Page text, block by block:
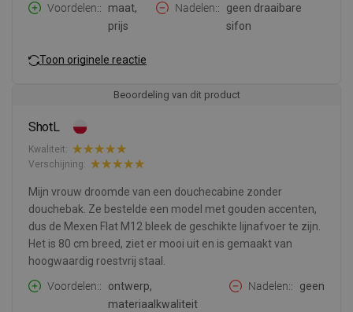
Voordelen:
maat,
prijs
Nadelen:
geen draaibare
sifon
Toon originele reactie
Beoordeling van dit product
ShotL
Kwaliteit:
Verschijning:
Mijn vrouw droomde van een douchecabine zonder
douchebak. Ze bestelde een model met gouden accenten,
dus de Mexen Flat M12 bleek de geschikte lijnafvoer te zijn.
Het is 80 cm breed, ziet er mooi uit en is gemaakt van
hoogwaardig roestvrij staal.
Voordelen:
ontwerp,
materiaalkwaliteit
Nadelen: geen